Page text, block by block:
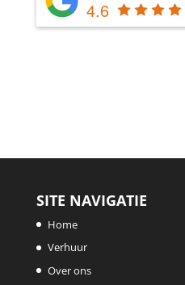
4.6
SITE NAVIGATIE
Home
Verhuur
Over ons